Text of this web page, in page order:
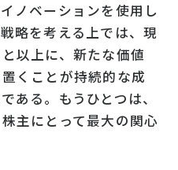
ノベーションを使用し
略を考える上では、現
以上に、新たな価値
くことが持続的な成
ある。もうひとつは、
主にとって最大の関心